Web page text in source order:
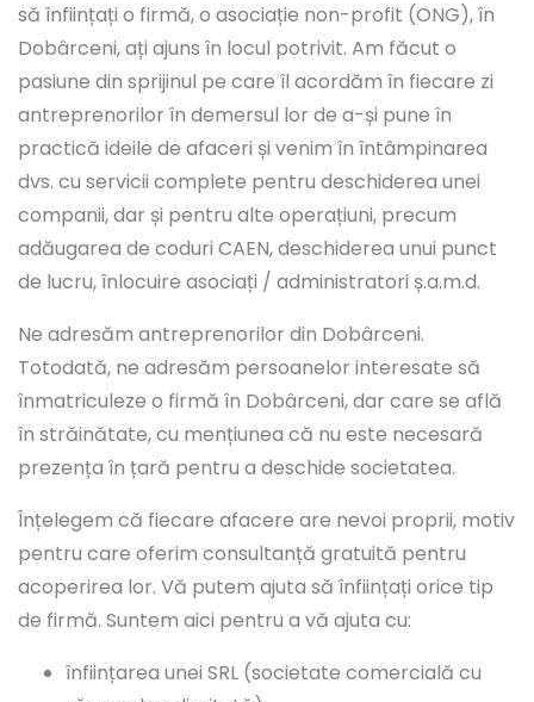
să înființați o firmă, o asociație non-profit (ONG), în
Dobârceni, ați ajuns în locul potrivit. Am făcut o
pasiune din sprijinul pe care îl acordăm în fiecare zi
antreprenorilor în demersul lor de a-și pune în
practică ideile de afaceri și venim în întâmpinarea
dvs. cu servicii complete pentru deschiderea unei
companii, dar și pentru alte operațiuni, precum
adăugarea de coduri CAEN, deschiderea unui punct
de lucru, înlocuire asociați / administratori ș.a.m.d.
Ne adresăm antreprenorilor din Dobârceni.
Totodată, ne adresăm persoanelor interesate să
înmatriculeze o firmă în Dobârceni, dar care se află
în străinătate, cu mențiunea că nu este necesară
prezența în țară pentru a deschide societatea.
Înțelegem că fiecare afacere are nevoi proprii, motiv
pentru care oferim consultanță gratuită pentru
acoperirea lor. Vă putem ajuta să înființați orice tip
de firmă. Suntem aici pentru a vă ajuta cu:
înființarea unei SRL (societate comercială cu